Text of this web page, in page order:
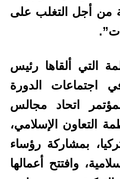
من أجل التغلب على
التي ألقاها رئيس
اجتماعات الدورة
اتحاد مجالس
التعاون الإسلامي،
بمشاركة رؤساء
وافتتح أعمالها